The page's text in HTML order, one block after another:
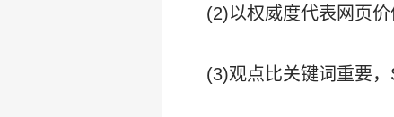
(2)以权威度代表网页
(3)观点比关键词重要